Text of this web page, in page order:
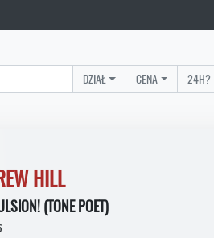
DZIAŁ CENA 24H?
HILL
(TONE POET)